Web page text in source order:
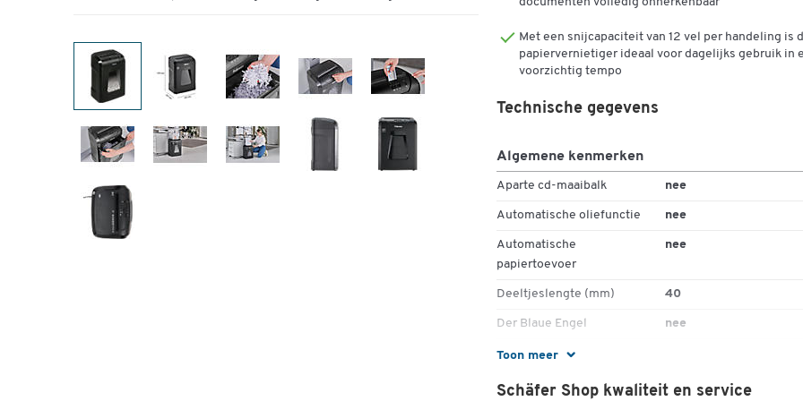
garantie op de snijbladen.
Meer details:
- Vernietigt tot 12 vellen DIN A4-papier van een
- Ook geschikt voor het vernietigen van nietjes en
- Kan tot 10 minuten per keer worden bediend.
- Ideaal voor regelmatig tot frequent gebruik
Met een snijcapaciteit van 12 vel per handeling is
papiervernietiger ideaal voor dagelijks gebruik in
voorzichtig tempo
Toon meer
Technische gegevens
Algemene kenmerken
Aparte cd-maaibalk nee
Automatische oliefunctie nee
Automatische
papiertoevoer
nee
Deeltjeslengte (mm) 40
Der Blaue Engel nee
Diepte (mm)
Geschikt voor Papier
Schäfer Shop kwaliteit en service